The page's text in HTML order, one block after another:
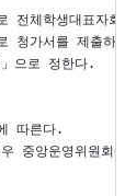
체학생대표자
가서를 제출하
으로 정한다.
따른다.
중앙운영위원회